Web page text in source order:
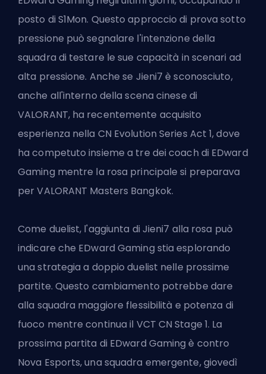
posto di S1Mon. Questo approccio di prova sotto
pressione può segnalare l'intenzione della
squadra di testare le sue capacità in scenari ad
alta pressione. Anche se Jieni7 è sconosciuto,
anche all'interno della scena cinese di
VALORANT, ha recentemente acquisito
esperienza nella CN Evolution Series Act 1, dove
ha competuto insieme a tre dei coach di EDward
Gaming mentre la rosa principale si preparava
perVALORANT Masters Bangkok.
Come duelist, l'aggiunta di Jieni7 alla rosa può
indicare che EDward Gaming stia esplorando
una strategia a doppio duelist nelle prossime
partite. Questo cambiamento potrebbe dare
alla squadra maggiore flessibilità e potenza di
fuoco mentre continua il VCT CN Stage 1. La
prossima partita di EDward Gaming è contro
Nova Esports, una squadra emergente, giovedì